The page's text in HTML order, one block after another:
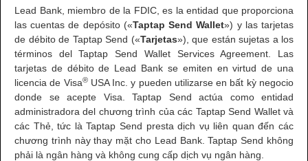
Lead Bank, miembro de la FDIC, es la entidad que proporciona
las cuentas de depósito («Taptap Send Wallet») y las tarjetas
de débito de Taptap Send («Tarjetas»), que están sujetas a los
términos del Taptap Send Wallet Services Agreement. Las
tarjetas de débito de Lead Bank se emiten en virtud de una
licencia de Visa®USA Inc. y pueden utilizarse en bất kỳ negocio
donde se acepte Visa. Taptap Send actúa como entidad
administradora del chương trình của các Taptap Send Wallet và
các Thẻ, tức là Taptap Send presta dịch vụ liên quan đến các
chương trình này thay mặt cho Lead Bank. Taptap Send không
phải là ngân hàng và không cung cấp dịch vụ ngân hàng.